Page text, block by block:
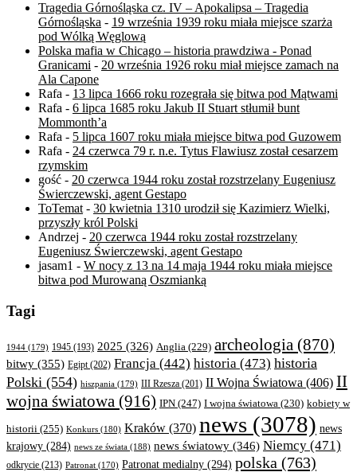
Tragedia Górnośląska cz. IV – Apokalipsa – Tragedia
Górnośląska - 19 września 1939 roku miała miejsce szarża
pod Wólką Węglową
Polska mafia w Chicago – historia prawdziwa - Ponad
Granicami - 20 września 1926 roku miał miejsce zamach na
Ala Capone
Rafa - 13 lipca 1666 roku rozegrała się bitwa pod Mątwami
Rafa - 6 lipca 1685 roku Jakub II Stuart stłumił bunt
Mommonth’a
Rafa - 5 lipca 1607 roku miała miejsce bitwa pod Guzowem
Rafa - 24 czerwca 79 r. n.e. Tytus Flawiusz został cesarzem
rzymskim
gość - 20 czerwca 1944 roku został rozstrzelany Eugeniusz
Świerczewski, agent Gestapo
ToTemat- 30 kwietnia 1310 urodził się Kazimierz Wielki,
przyszły król Polski
Andrzej - 20 czerwca 1944 roku został rozstrzelany
Eugeniusz Świerczewski, agent Gestapo
jasam1 - W nocy z 13 na 14 maja 1944 roku miała miejsce
bitwa pod Murowaną Oszmianką
Tagi
1944 (179) 1945 (193) 2025 (326) Anglia (229) archeologia (870)
bitwy (355) Egipt(202) Francja (442) historia (473) historia
Polski (554) hiszpania (179) III Rzesza (201) II Wojna Światowa (406) II
wojna światowa (916) IPN (247) I wojna światowa (230) kobiety w
historii (255) Konkurs (180) Kraków (370) news (3078) news
krajowy (284) news ze świata (188) news światowy (346) Niemcy (471)
odkrycie (213) Patronat (170) Patronat medialny (294) polska (763)